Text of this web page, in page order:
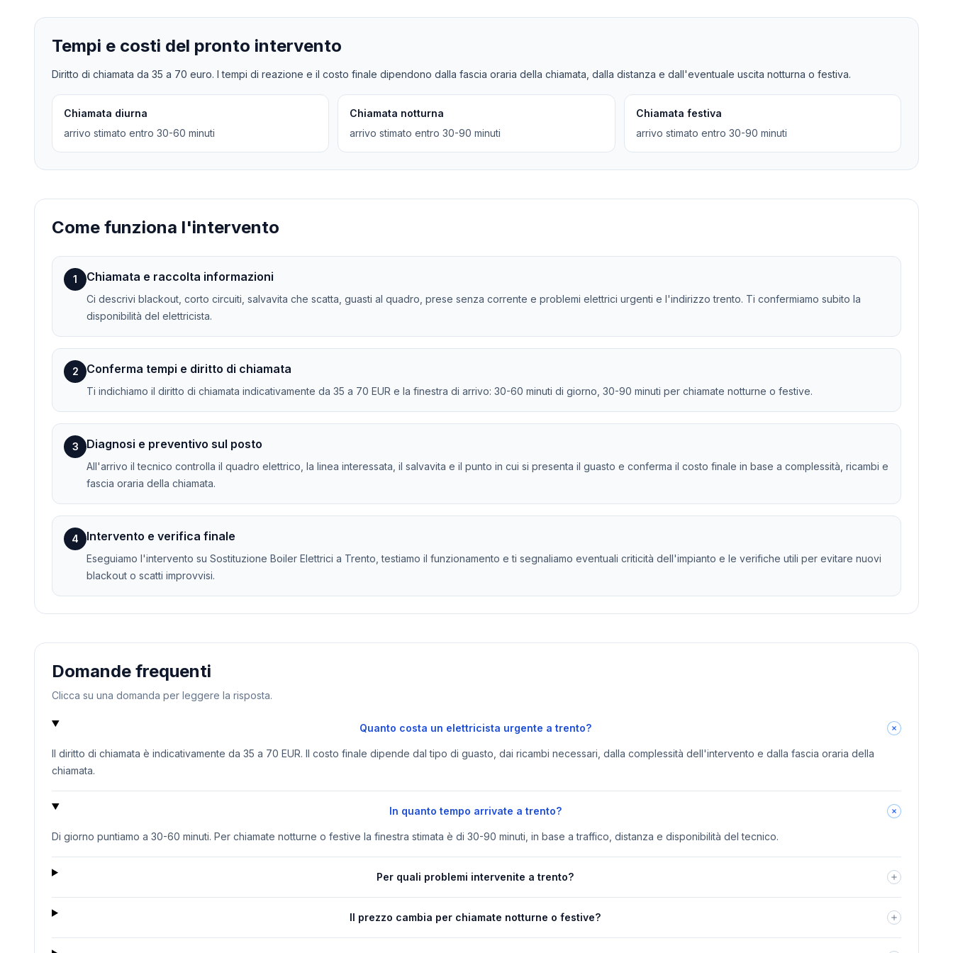
Tempi e costi del pronto intervento
Diritto di chiamata da 35 a 70 euro. I tempi di reazione e il costo finale dipendono dalla fascia oraria della chiamata, dalla distanza e dall'eventuale uscita notturna o festiva.
Chiamata diurna
arrivo stimato entro 30-60 minuti
Chiamata notturna
arrivo stimato entro 30-90 minuti
Chiamata festiva
arrivo stimato entro 30-90 minuti
Come funziona l'intervento
1 Chiamata e raccolta informazioni
Ci descrivi blackout, corto circuiti, salvavita che scatta, guasti al quadro, prese senza corrente e problemi elettrici urgenti e l'indirizzo trento. Ti confermiamo subito la
disponibilità del elettricista.
2 Conferma tempi e diritto di chiamata
Ti indichiamo il diritto di chiamata indicativamente da 35 a 70 EUR e la finestra di arrivo: 30-60 minuti di giorno, 30-90 minuti per chiamate notturne o festive.
3 Diagnosi e preventivo sul posto
All'arrivo il tecnico controlla il quadro elettrico, la linea interessata, il salvavita e il punto in cui si presenta il guasto e conferma il costo finale in base a complessità, ricambi e
fascia oraria della chiamata.
4 Intervento e verifica finale
Eseguiamo l'intervento su Sostituzione Boiler Elettrici a Trento, testiamo il funzionamento e ti segnaliamo eventuali criticità dell'impianto e le verifiche utili per evitare nuovi
blackout o scatti improvvisi.
Domande frequenti
Clicca su una domanda per leggere la risposta.
Quanto costa un elettricista urgente a trento?
Il diritto di chiamata è indicativamente da 35 a 70 EUR. Il costo finale dipende dal tipo di guasto, dai ricambi necessari, dalla complessità dell'intervento e dalla fascia oraria della
chiamata.
In quanto tempo arrivate a trento?
Di giorno puntiamo a 30-60 minuti. Per chiamate notturne o festive la finestra stimata è di 30-90 minuti, in base a traffico, distanza e disponibilità del tecnico.
Per quali problemi intervenite a trento?
Il prezzo cambia per chiamate notturne o festive?